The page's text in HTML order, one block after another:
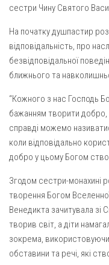
Пресвятої
Всіх Святих
Свято-
Архистратига
Введення у
Вознесіння
Вознесіння
Різдва
Св. Апостола
Св. Миколая
Успіння
сестри Чину Святого
На початку душпастир
відповідальність, про
безвідповідальної
ближнього та
“Кожного з нас Господь
бажанням творити
справді можемо
коли відповідально
добро у цьому Богом
Згодом сестри-монахині
творення Богом
Венедикта зачитувала
творив світ, а діти
зокрема, використовуючи
обставини та речі, які